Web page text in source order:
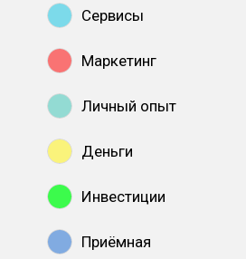
Сервисы
Маркетинг
Личный опыт
Деньги
Инвестиции
Приёмная